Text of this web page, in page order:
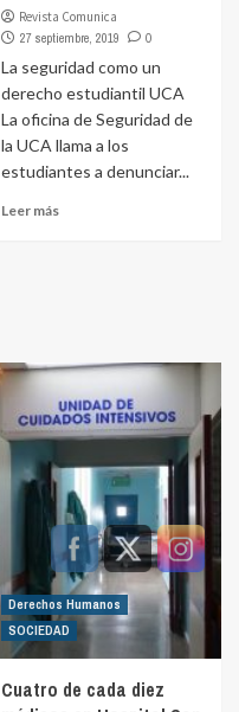
Revista Comunica
27 septiembre, 2019
0
La seguridad como un
derecho estudiantil UCA
La oficina de Seguridad de
la UCA llama a los
estudiantes a denunciar...
Leer más
Derechos Humanos
SOCIEDAD
Cuatro de cada diez